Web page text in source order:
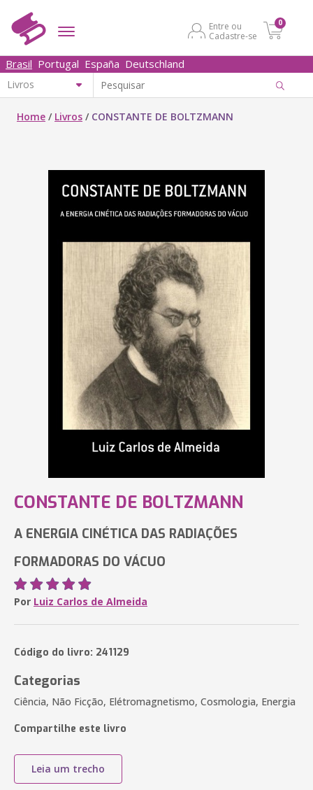
Entre ou
Cadastre-se
0
Brasil Portugal España Deutschland
Home / Livros / CONSTANTE DE BOLTZMANN
CONSTANTE DE BOLTZMANN
A ENERGIA CINÉTICA DAS RADIAÇÕES
FORMADORAS DO VÁCUO
Por Luiz Carlos de Almeida
Código do livro: 241129
Categorias
Ciência, Não Ficção, Elétromagnetismo, Cosmologia, Energia
Compartilhe este livro
Leia um trecho